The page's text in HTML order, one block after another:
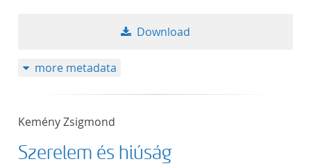
Download
more metadata
Kemény Zsigmond
Szerelem és hiúság